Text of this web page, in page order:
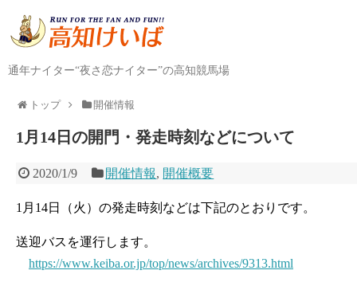
通年ナイター“夜さ恋ナイター”の高知競馬場
トップ 開催情報
1月14日の開門・発走時刻などについて
2020/1/9 開催情報, 開催概要
1月14日（火）の発走時刻などは下記のとおりです。
送迎バスを運行します。
https://www.keiba.or.jp/top/news/archives/9313.html